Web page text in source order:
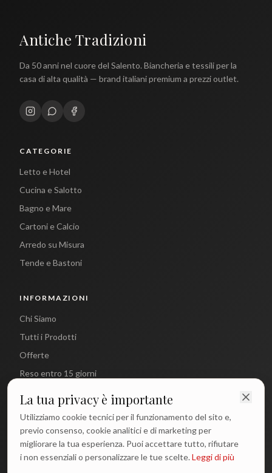
Antiche Tradizioni
Da 50 anni nel cuore del Salento. Biancheria e tessili per la
casa di alta qualità — brand italiani premium a prezzi outlet.
CATEGORIE
Letto e Hotel
Cucina e Salotto
Bagno e Mare
Cartoni e Calcio
Arredo su Misura
Tende e Bastoni
INFORMAZIONI
Chi Siamo
Tutti i Prodotti
Offerte
Reso entro 15 giorni
CONTATTI
info@antichetradizioni.it
+39 329 617 1194
La tua privacy è importante
Utilizziamo cookie tecnici per il funzionamento del sito e,
previo consenso, cookie analitici e di marketing per
migliorare la tua esperienza. Puoi accettare tutto, rifiutare
i non essenziali o personalizzare le tue scelte.Leggi di più